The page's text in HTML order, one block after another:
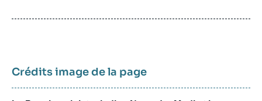
Crédits image de la page